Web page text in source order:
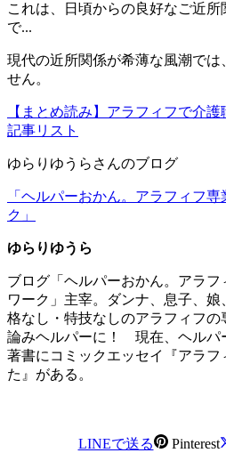
これは、日頃からの良好なご近所
で...
現代の近所関係が希薄な風潮では
せん。
【まとめ読み】アラフィフで介
記事リスト
ゆらりゆうらさんのブログ
「ヘルパーおかん。アラフィフ
ク」
ゆらりゆうら
ブログ「ヘルパーおかん。アラ
ワーク」主宰。ダンナ、息子、
格なし・特技なしのアラフィフの
論みヘルパーに！ 現在、ヘル
著書にコミックエッセイ『アラ
た』がある。
LINEで送る Pinterest